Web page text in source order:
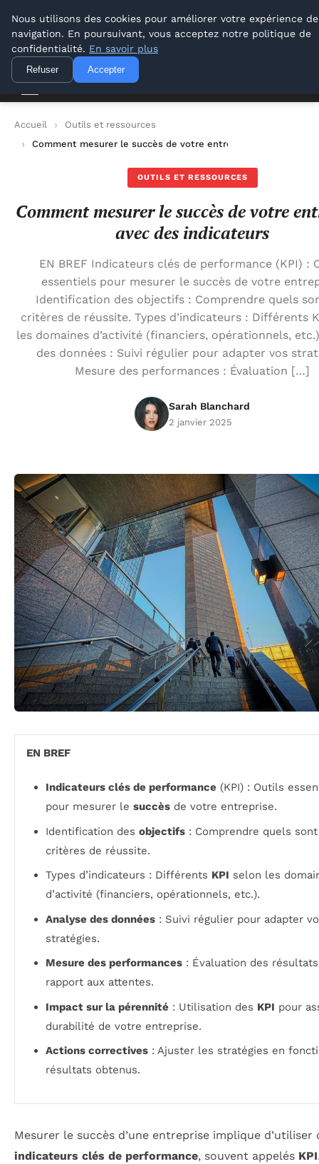
Lyon Photos
Lyon Photos
Accueil
Outils et ressources
Comment mesurer le succès de votre entreprise avec des
OUTILS ET RESSOURCES
Comment mesurer le succès de votre
avec des indicateurs
EN BREF Indicateurs clés de performance (KPI) :
essentiels pour mesurer le succès de votre
Identification des objectifs : Comprendre quels
critères de réussite. Types d’indicateurs : Différents
les domaines d’activité (financiers, opérationnels,
des données : Suivi régulier pour adapter vos
Mesure des performances : Évaluation […]
Sarah Blanchard
2 janvier 2025
EN BREF
Indicateurs clés de performance (KPI) : Outils
pour mesurer le succès de votre entreprise.
Identification des objectifs : Comprendre quels
critères de réussite.
Types d’indicateurs : Différents KPI selon les
d’activité (financiers, opérationnels, etc.).
Analyse des données : Suivi régulier pour adapter
stratégies.
Mesure des performances : Évaluation des
rapport aux attentes.
Impact sur la pérennité : Utilisation des KPI pour
durabilité de votre entreprise.
Actions correctives : Ajuster les stratégies en
résultats obtenus.
Mesurer le succès d’une entreprise implique d’utiliser
indicateurs clés de performance, souvent appelés KPI
Nous utilisons des cookies pour améliorer votre expérience de
navigation. En poursuivant, vous acceptez notre politique de
confidentialité. En savoir plus
Refuser Accepter